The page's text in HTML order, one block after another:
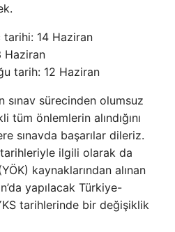
tarihi: 14 Haziran
Haziran
tarih: 12 Haziran
sınav sürecinden olumsuz
önlemlerin alındığını
sınavda başarılar dileriz.
tarihleriyle ilgili olarak da
kaynaklarından alınan
yapılacak Türkiye-
tarihlerinde bir değişiklik